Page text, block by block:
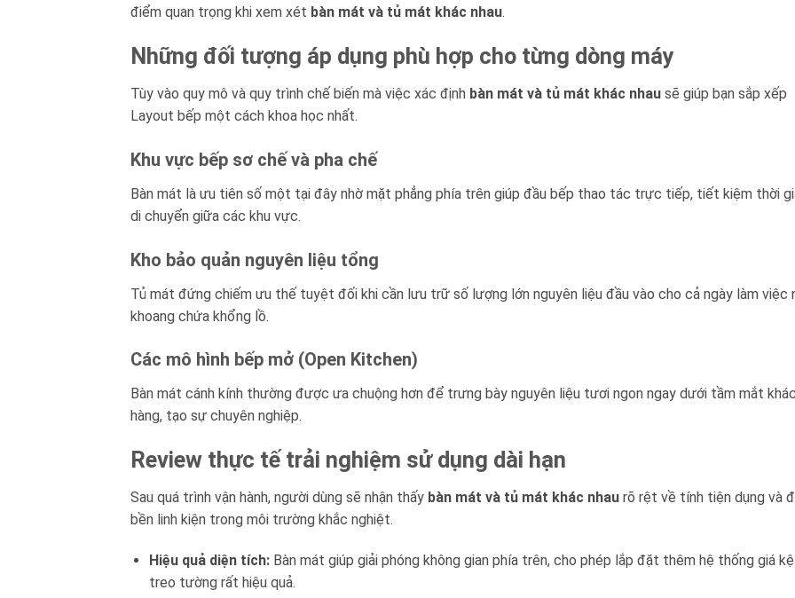
điểm quan trọng khi xem xét bàn mát và tủ mát khác nhau.
Những đối tượng áp dụng phù hợp cho từng dòng máy
Tùy vào quy mô và quy trình chế biến mà việc xác định bàn mát và tủ mát khác nhau sẽ giúp bạn sắp xếp
Layout bếp một cách khoa học nhất.
Khu vực bếp sơ chế và pha chế
Bàn mát là ưu tiên số một tại đây nhờ mặt phẳng phía trên giúp đầu bếp thao tác trực tiếp, tiết kiệm thời
di chuyển giữa các khu vực.
Kho bảo quản nguyên liệu tổng
Tủ mát đứng chiếm ưu thế tuyệt đối khi cần lưu trữ số lượng lớn nguyên liệu đầu vào cho cả ngày làm việc
khoang chứa khổng lồ.
Các mô hình bếp mở (Open Kitchen)
Bàn mát cánh kính thường được ưa chuộng hơn để trưng bày nguyên liệu tươi ngon ngay dưới tầm mắt
hàng, tạo sự chuyên nghiệp.
Review thực tế trải nghiệm sử dụng dài hạn
Sau quá trình vận hành, người dùng sẽ nhận thấy bàn mát và tủ mát khác nhau rõ rệt về tính tiện dụng và
bền linh kiện trong môi trường khắc nghiệt.
Hiệu quả diện tích:Bàn mát giúp giải phóng không gian phía trên, cho phép lắp đặt thêm hệ thống giá kệ
treo tường rất hiệu quả.